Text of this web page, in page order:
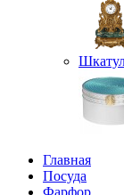
Главная
Посуда
Фарфор